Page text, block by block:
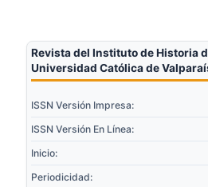
Revista del Instituto de Historia
Universidad Católica de
ISSN Versión Impresa:
ISSN Versión En Línea:
Inicio:
Periodicidad: